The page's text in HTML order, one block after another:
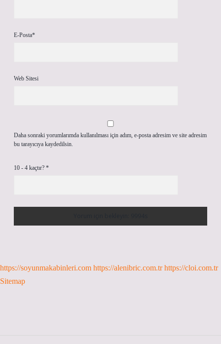
E-Posta*
Web Sitesi
Daha sonraki yorumlarımda kullanılması için adım, e-posta adresim ve site adresim
bu tarayıcıya kaydedilsin.
10 - 4 kaçtır? *
https://soyunmakabinleri.com https://alenibric.com.tr https://cloi.com.tr
Sitemap